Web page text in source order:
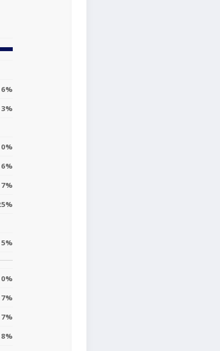
6%
3%
0%
7%
5%
0%
7%
7%